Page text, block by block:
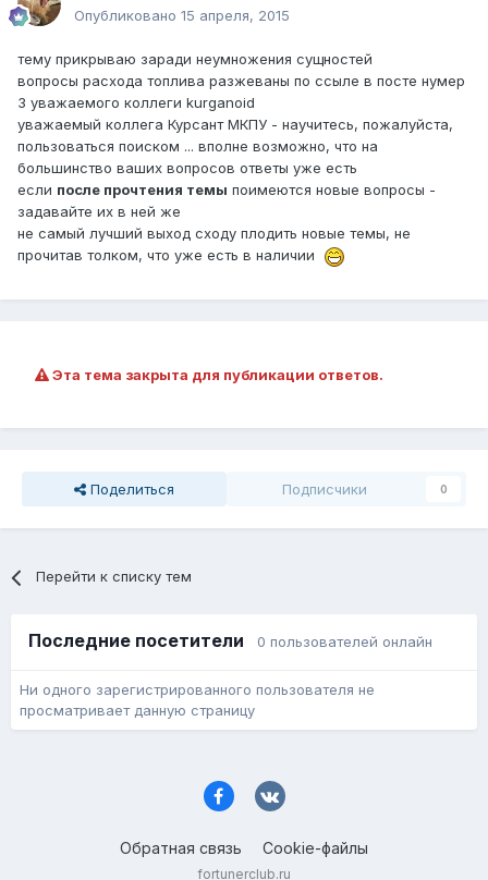
Опубликовано 15 апреля, 2015
тему прикрываю заради неумножения сущностей
вопросы расхода топлива разжеваны по ссыле в посте нумер
3 уважаемого коллеги kurganoid
уважаемый коллега Курсант МКПУ - научитесь, пожалуйста,
пользоваться поиском ... вполне возможно, что на
большинство ваших вопросов ответы уже есть
если после прочтения темы поимеются новые вопросы -
задавайте их в ней же
не самый лучший выход сходу плодить новые темы, не
прочитав толком, что уже есть в наличии
Эта тема закрыта для публикации ответов.
Поделиться Подписчики 0
Перейти к списку тем
Последние посетители 0 пользователей онлайн
Ни одного зарегистрированного пользователя не
просматривает данную страницу
Обратная связь Cookie-файлы
fortunerclub.ru